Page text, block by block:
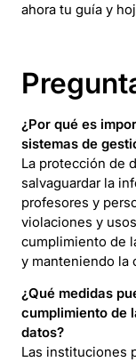
ahora tu guía y
¿Por qué es
sistemas de
La protección de
salvaguardar la
profesores y
violaciones y
cumplimiento de
y manteniendo la
¿Qué medidas
cumplimiento de
datos?
Las instituciones